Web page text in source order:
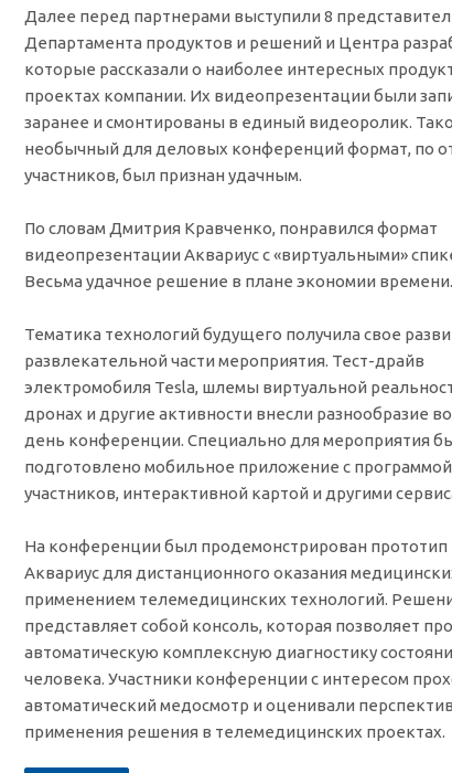
Далее перед партнерами выступили 8
Департамента продуктов и решений и Центра
которые рассказали о наиболее интересных
проектах компании. Их видеопрезентации были
заранее и смонтированы в единый видеоролик.
необычный для деловых конференций формат, по
участников, был признан удачным.
По словам Дмитрия Кравченко, понравился формат
видеопрезентации Аквариус с «виртуальными»
Весьма удачное решение в плане экономии времени.
Тематика технологий будущего получила свое
развлекательной части мероприятия. Тест-драйв
электромобиля Tesla, шлемы виртуальной
дронах и другие активности внесли разнообразие
день конференции. Специально для мероприятия
подготовлено мобильное приложение с
участников, интерактивной картой и другими
На конференции был продемонстрирован
Аквариус для дистанционного оказания
применением телемедицинских технологий.
представляет собой консоль, которая позволяет
автоматическую комплексную диагностику
человека. Участники конференции с интересом
автоматический медосмотр и оценивали
применения решения в телемедицинских проектах.